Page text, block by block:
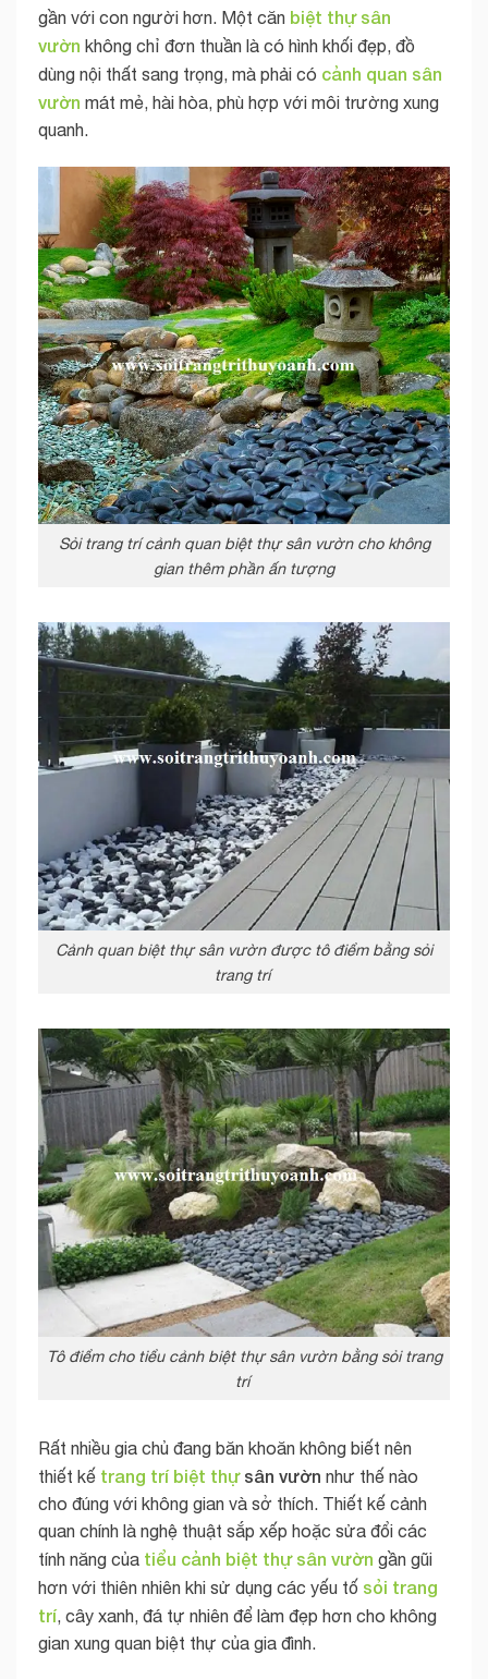
gần với con người hơn. Một căn biệt thự sân
vườn không chỉ đơn thuần là có hình khối đẹp, đồ
dùng nội thất sang trọng, mà phải có cảnh quan sân
vườn mát mẻ, hài hòa, phù hợp với môi trường xung
quanh.
Sỏi trang trí cảnh quan biệt thự sân vườn cho không
gian thêm phần ấn tượng
Cảnh quan biệt thự sân vườn được tô điểm bằng sỏi
trang trí
Tô điểm cho tiểu cảnh biệt thự sân vườn bằng sỏi trang
trí
Rất nhiều gia chủ đang băn khoăn không biết nên
thiết kế trang trí biệt thựsân vườn như thế nào
cho đúng với không gian và sở thích. Thiết kế cảnh
quan chính là nghệ thuật sắp xếp hoặc sửa đổi các
tính năng của tiểu cảnh biệt thự sân vườn gần gũi
hơn với thiên nhiên khi sử dụng các yếu tố sỏi trang
trí, cây xanh, đá tự nhiên để làm đẹp hơn cho không
gian xung quan biệt thự của gia đình.